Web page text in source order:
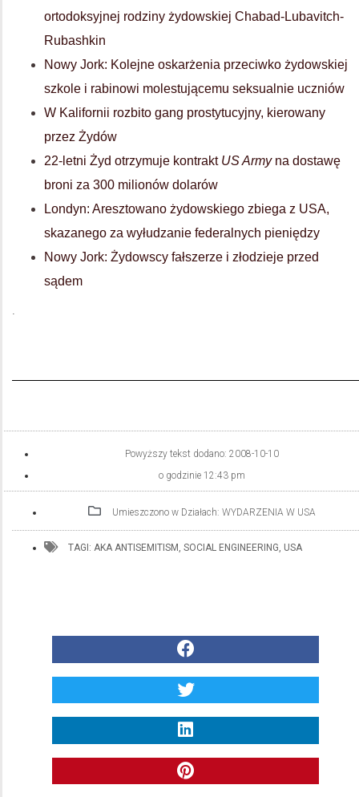
ortodoksyjnej rodziny żydowskiej Chabad-Lubavitch-
Rubashkin
Nowy Jork: Kolejne oskarżenia przeciwko żydowskiej
szkole i rabinowi molestującemu seksualnie uczniów
W Kalifornii rozbito gang prostytucyjny, kierowany
przez Żydów
22-letni Żyd otrzymuje kontrakt US Armyna dostawę
broni za 300 milionów dolarów
Londyn: Aresztowano żydowskiego zbiega z USA,
skazanego za wyłudzanie federalnych pieniędzy
Nowy Jork: Żydowscy fałszerze i złodzieje przed
sądem
Powyższy tekst dodano: 2008-10-10
o godzinie 12:43 pm
Umieszczono w Działach: WYDARZENIA W USA
TAGI: AKA ANTISEMITISM , SOCIAL ENGINEERING, USA